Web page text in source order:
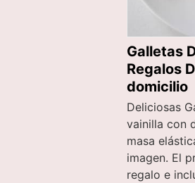
Galletas
Regalos
domicilio
Deliciosas
vainilla con
masa
imagen. El
regalo e